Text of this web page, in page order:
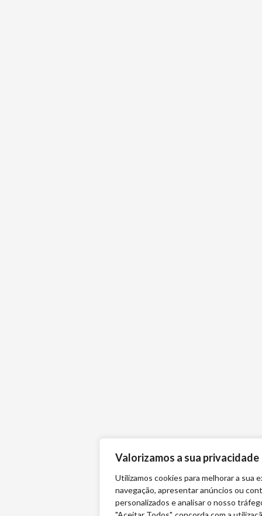
Valorizamos a sua privacidade
Utilizamos cookies para melhorar a sua
navegação, apresentar anúncios ou
personalizados e analisar o nosso